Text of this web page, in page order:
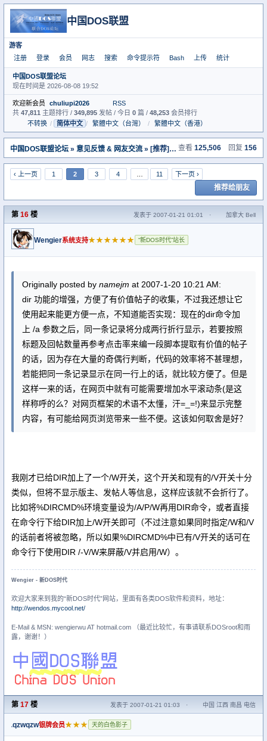
中国DOS联盟
游客
注册
登录 会员 网志 搜索 命令提示符 Bash 上传 统计
中国DOS联盟论坛
现在时间是 2026-08-08 19:52
欢迎新会员 chuliupi2026
RSS
共 47,811 主题排行 / 349,895 发帖 / 今日 0 篇 / 48,253 会员排行
不转换 / 简体中文 / 繁體中文（台灣） / 繁體中文（香港）
中国DOS联盟论坛 » 意见反馈 & 网友交流 » [推荐]论坛DOS命令提示符界面的使用说明及命令详解 查看 125,506 回复 156
‹ 上一页 1 2 3 4 11 下一页 ›
推荐给朋友
第 16 楼 发表于 2007-01-21 01:01 · 加拿大 Bell
Wengier系统支持★★★★★★ “新DOS时代”站长
Originally posted by namejm at 2007-1-20 10:21 AM:
dir 功能的增强，方便了有价值帖子的收集，不过我还想让它
使用起来能更方便一点，不知道能否实现：现在的dir命令加
上 /a 参数之后，同一条记录将分成两行折行显示，若要按照
标题及回帖数量再参考点击率来编一段脚本提取有价值的帖子
的话，因为存在大量的奇偶行判断，代码的效率将不甚理想，
若能把同一条记录显示在同一行上的话，就比较方便了。但是
这样一来的话，在网页中就有可能需要增加水平滚动条(是这
样称呼的么？对网页框架的术语不太懂，汗=_=!)来显示完整
内容，有可能给网页浏览带来一些不便。这该如何取舍是好？
我刚才已给DIR加上了一个/W开关，这个开关和现有的/V开关十分
类似，但将不显示版主、发帖人等信息，这样应该就不会折行了。
比如将%DIRCMD%环境变量设为/A/P/W再用DIR命令，或者直接
在命令行下给DIR加上/W开关即可（不过注意如果同时指定/W和/V
的话前者将被忽略，所以如果%DIRCMD%中已有/V开关的话可在
命令行下使用DIR /-V/W来屏蔽/V并启用/W）。
Wengier - 新DOS时代
欢迎大家来到我的“新DOS时代”网站，里面有各类DOS软件和资料，地址：
http://wendos.mycool.net/
E-Mail & MSN: wengierwu AT hotmail.com （最近比较忙，有事请联系DOSroot和雨
露，谢谢！）
第 17 楼 发表于 2007-01-21 01:03 · 中国 江西 南昌 电信
qzwqzw银牌会员★★★ 天的白色影子